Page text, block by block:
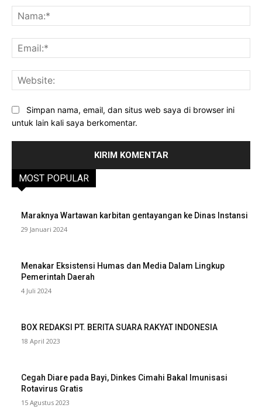
Simpan nama, email, dan situs web saya di browser ini
untuk lain kali saya berkomentar.
MOST POPULAR
Maraknya Wartawan karbitan gentayangan ke Dinas Instansi
29 Januari 2024
Menakar Eksistensi Humas dan Media Dalam Lingkup
Pemerintah Daerah
4 Juli 2024
BOX REDAKSI PT. BERITA SUARA RAKYAT INDONESIA
18 April 2023
Cegah Diare pada Bayi, Dinkes Cimahi Bakal Imunisasi
Rotavirus Gratis
15 Agustus 2023